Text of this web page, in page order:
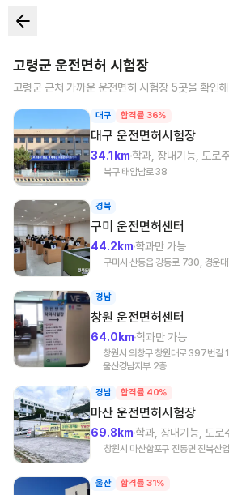
고령군 운전면허 시험장
고령군 근처 가까운 운전면허 시험장 5곳을 확인
대구 합격률 36%
대구 운전면허시험장
34.1km학과, 장내기능, 도로
북구 태암남로 38
경북
구미 운전면허센터
44.2km학과만 가능
구미시 산동읍 강동로 730, 경운
경남
창원 운전면허센터
64.0km학과만 가능
창원시 의창구 창원대로 397번길
울산경남지부 2층
경남 합격률 40%
마산 운전면허시험장
69.8km학과, 장내기능, 도로
창원시 마산합포구 진동면 진북산
울산 합격률 31%